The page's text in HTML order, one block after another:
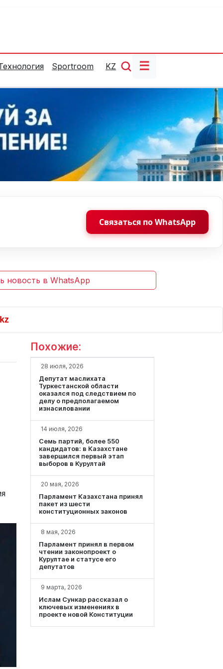
Sportroom KZ ☰
Связаться по WhatsApp
новость в WhatsApp
Похожие:
28 июля, 2026
Депутат маслихата
Туркестанской области
оказался под следствием по
делу о предполагаемом
изнасиловании
14 июля, 2026
Семь партий, более 550
кандидатов: в Казахстане
завершился первый этап
выборов в Курултай
20 мая, 2026
Парламент Казахстана принял
пакет из шести
конституционных законов
8 мая, 2026
Парламент принял в первом
чтении законопроект о
Курултае и статусе его
депутатов
9 марта, 2026
Ислам Сункар рассказал о
ключевых изменениях в
проекте новой Конституции